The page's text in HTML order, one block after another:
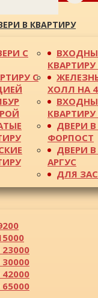
В КВАРТИРУ
С
С
КВАРТИРУ
ХОЛЛ НА
ДВЕРИ
ФОРПОСТ
ДВЕРИ
АРГУС
ДЛЯ